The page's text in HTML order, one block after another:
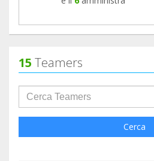
15 Teamers
Cerca